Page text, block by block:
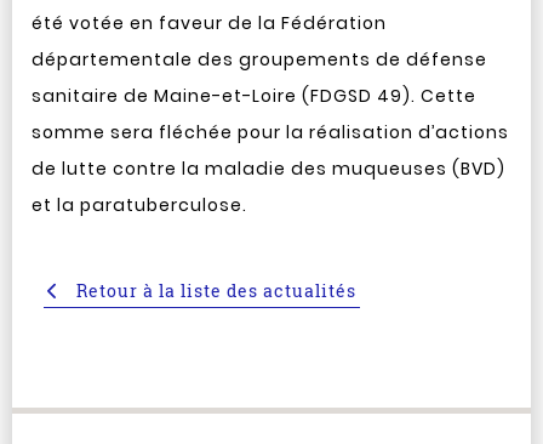
été votée en faveur de la Fédération
départementale des groupements de défense
sanitaire de Maine-et-Loire (FDGSD 49). Cette
somme sera fléchée pour la réalisation d’actions
de lutte contre la maladie des muqueuses (BVD)
et la paratuberculose.
Retour à la liste des actualités